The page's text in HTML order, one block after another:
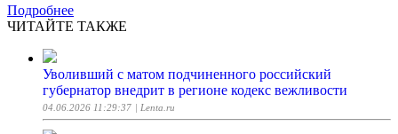
Подробнее
ЧИТАЙТЕ ТАКЖЕ
Уволивший с матом подчиненного российский
губернатор внедрит в регионе кодекс вежливости
04.06.2026 11:29:37 | Lenta.ru